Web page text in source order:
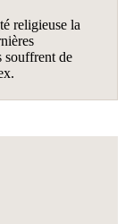
religieuse la
souffrent de